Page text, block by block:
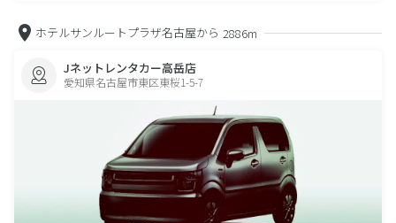
ホテルサンルートプラザ名古屋から 2886m
Jネットレンタカー高岳店
愛知県名古屋市東区東桜1-5-7